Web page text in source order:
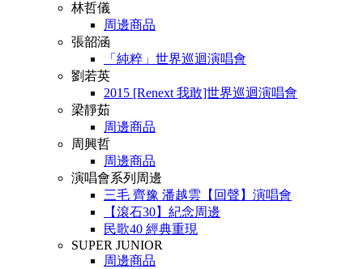
林哲儀
周邊商品
張韶涵
「純粹」世界巡迴演唱會
劉若英
2015 [Renext 我敢]世界巡迴演唱會
梁靜茹
周邊商品
周興哲
周邊商品
演唱會系列周邊
三毛 齊豫 潘越雲【回聲】演唱會
【滾石30】紀念周邊
民歌40 經典重現
SUPER JUNIOR
周邊商品